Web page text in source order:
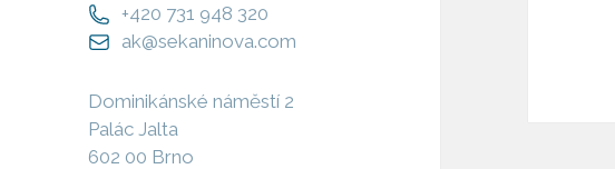
+420 731 948 320
ak@sekaninova.com
Dominikánské náměstí 2
Palác Jalta
602 00 Brno